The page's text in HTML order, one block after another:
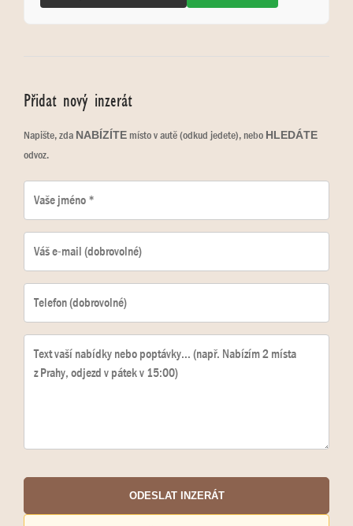
Přidat nový inzerát
Napište, zda NABÍZÍTEmísto v autě (odkud jedete), nebo HLEDÁTE
odvoz.
ODESLAT INZERÁT